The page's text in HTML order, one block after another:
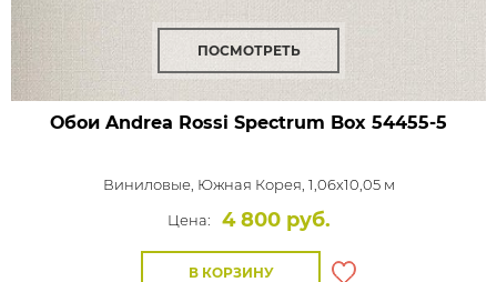
ПОСМОТРЕТЬ
Обои Andrea Rossi Spectrum Box 54455-5
Виниловые, Южная Корея, 1,06x10,05 м
Цена:
4 800 руб.
В КОРЗИНУ